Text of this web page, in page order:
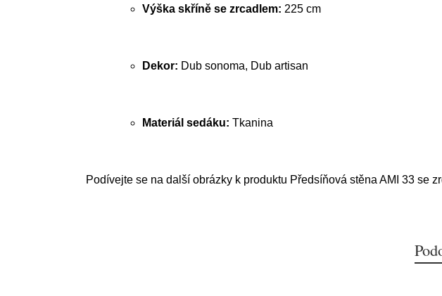
Výška skříně se zrcadlem: 225 cm
Dekor: Dub sonoma, Dub artisan
Materiál sedáku: Tkanina
Podívejte se na další obrázky k produktu Předsíňová stěna AMI 33 se